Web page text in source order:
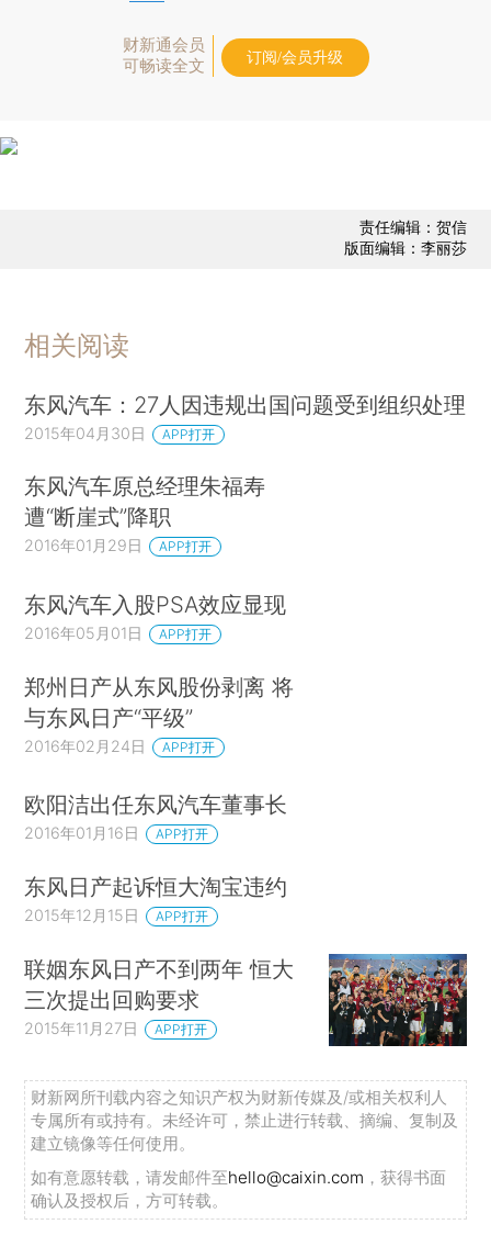
财新通会员
可畅读全文
订阅/会员升级
责任编辑：贺信
版面编辑：李丽莎
相关阅读
东风汽车：27人因违规出国问题受到组织处理
2015年04月30日 APP打开
东风汽车原总经理朱福寿
遭“断崖式”降职
2016年01月29日 APP打开
东风汽车入股PSA效应显现
2016年05月01日 APP打开
郑州日产从东风股份剥离 将
与东风日产“平级”
2016年02月24日 APP打开
欧阳洁出任东风汽车董事长
2016年01月16日 APP打开
东风日产起诉恒大淘宝违约
2015年12月15日 APP打开
联姻东风日产不到两年 恒大
三次提出回购要求
2015年11月27日 APP打开
财新网所刊载内容之知识产权为财新传媒及/或相关权利人
专属所有或持有。未经许可，禁止进行转载、摘编、复制及
建立镜像等任何使用。
如有意愿转载，请发邮件至hello@caixin.com ，获得书面
确认及授权后，方可转载。